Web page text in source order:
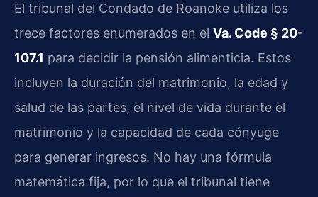
El tribunal del Condado de Roanoke utiliza los
trece factores enumerados en el Va. Code § 20-
107.1 para decidir la pensión alimenticia. Estos
incluyen la duración del matrimonio, la edad y
salud de las partes, el nivel de vida durante el
matrimonio y la capacidad de cada cónyuge
para generar ingresos. No hay una fórmula
matemática fija, por lo que el tribunal tiene